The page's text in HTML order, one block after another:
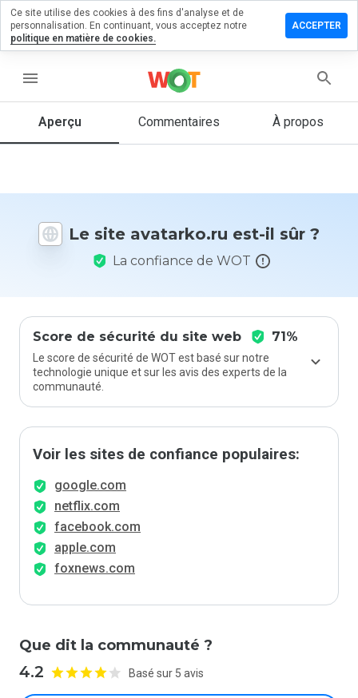
menu
Aperçu Commentaires À propos
Le site avatarko.ru est-il sûr ?
La confiance de WOT
Score de sécurité du site web 71%
Le score de sécurité de WOT est basé sur notre
technologie unique et sur les avis des experts de la
communauté.
Voir les sites de confiance populaires:
google.com
netflix.com
facebook.com
apple.com
foxnews.com
Que dit la communauté ?
4.2 Basé sur 5 avis
un
1 et 5
vous à ce
site ?
Ce site utilise des cookies à des fins d'analyse et de
personnalisation. En continuant, vous acceptez notre
politique en matière de cookies.
ACCEPTER